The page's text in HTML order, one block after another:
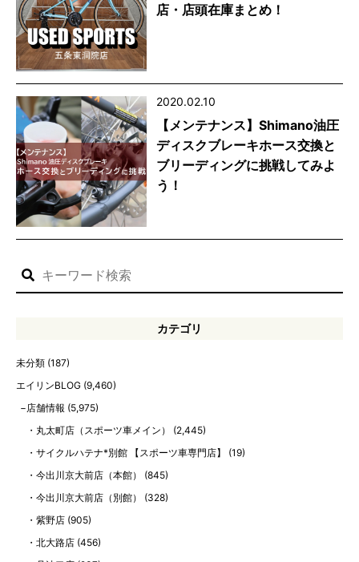
店・店頭在庫まとめ！
2020.02.10
【メンテナンス】Shimano油圧
ディスクブレーキホース交換と
ブリーディングに挑戦してみよ
う！
カテゴリ
未分類 (187)
エイリンBLOG (9,460)
店舗情報 (5,975)
丸太町店（スポーツ車メイン）
(2,445)
サイクルハテナ*別館 【スポーツ車専門店】
(19)
今出川京大前店（本館）
(845)
今出川京大前店（別館）
(328)
紫野店 (905)
北大路店 (456)